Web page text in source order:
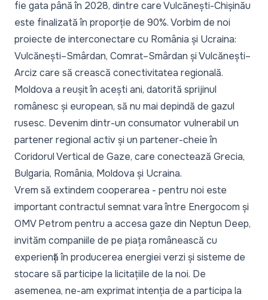
fie gata până în 2028, dintre care Vulcănești-Chișinău
este finalizată în proporție de 90%. Vorbim de noi
proiecte de interconectare cu România și Ucraina:
Vulcănești–Smârdan, Comrat–Smârdan și Vulcănești–
Arciz care să crească conectivitatea regională.
Moldova a reușit în acești ani, datorită sprijinul
românesc și european, să nu mai depindă de gazul
rusesc. Devenim dintr-un consumator vulnerabil un
partener regional activ și un partener-cheie în
Coridorul Vertical de Gaze, care conectează Grecia,
Bulgaria, România, Moldova și Ucraina.
Vrem să extindem cooperarea - pentru noi este
important contractul semnat vara între Energocom și
OMV Petrom pentru a accesa gaze din Neptun Deep,
invităm companiile de pe piața românească cu
experiență în producerea energiei verzi și sisteme de
stocare să participe la licitațiile de la noi. De
asemenea, ne-am exprimat intenția de a participa la